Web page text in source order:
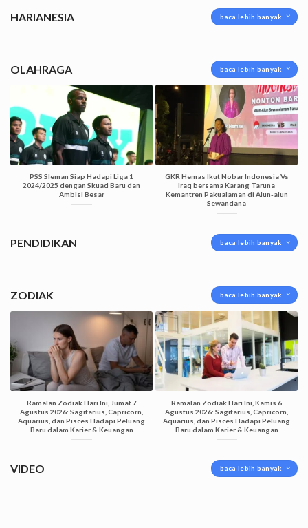
HARIANESIA baca lebih banyak
OLAHRAGA baca lebih banyak
PSS Sleman Siap Hadapi Liga 1
2024/2025 dengan Skuad Baru dan
Ambisi Besar
GKR Hemas Ikut Nobar Indonesia Vs
Iraq bersama Karang Taruna
Kemantren Pakualaman di Alun-alun
Sewandana
PENDIDIKAN baca lebih banyak
ZODIAK baca lebih banyak
Ramalan Zodiak Hari Ini, Jumat 7
Agustus 2026: Sagitarius, Capricorn,
Aquarius, dan Pisces Hadapi Peluang
Baru dalam Karier & Keuangan
Ramalan Zodiak Hari Ini, Kamis 6
Agustus 2026: Sagitarius, Capricorn,
Aquarius, dan Pisces Hadapi Peluang
Baru dalam Karier & Keuangan
VIDEO baca lebih banyak